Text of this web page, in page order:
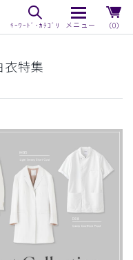
（0）
衣特集